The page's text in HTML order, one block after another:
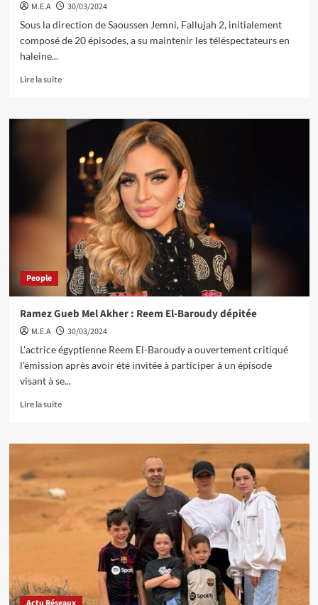
M.E.A
30/03/2024
Sous la direction de Saoussen Jemni, Fallujah 2, initialement
composé de 20 épisodes, a su maintenir les téléspectateurs en
haleine...
Lire la suite
People
Ramez Gueb Mel Akher : Reem El-Baroudy dépitée
M.E.A
30/03/2024
L'actrice égyptienne Reem El-Baroudy a ouvertement critiqué
l'émission après avoir été invitée à participer à un épisode
visant à se...
Lire la suite